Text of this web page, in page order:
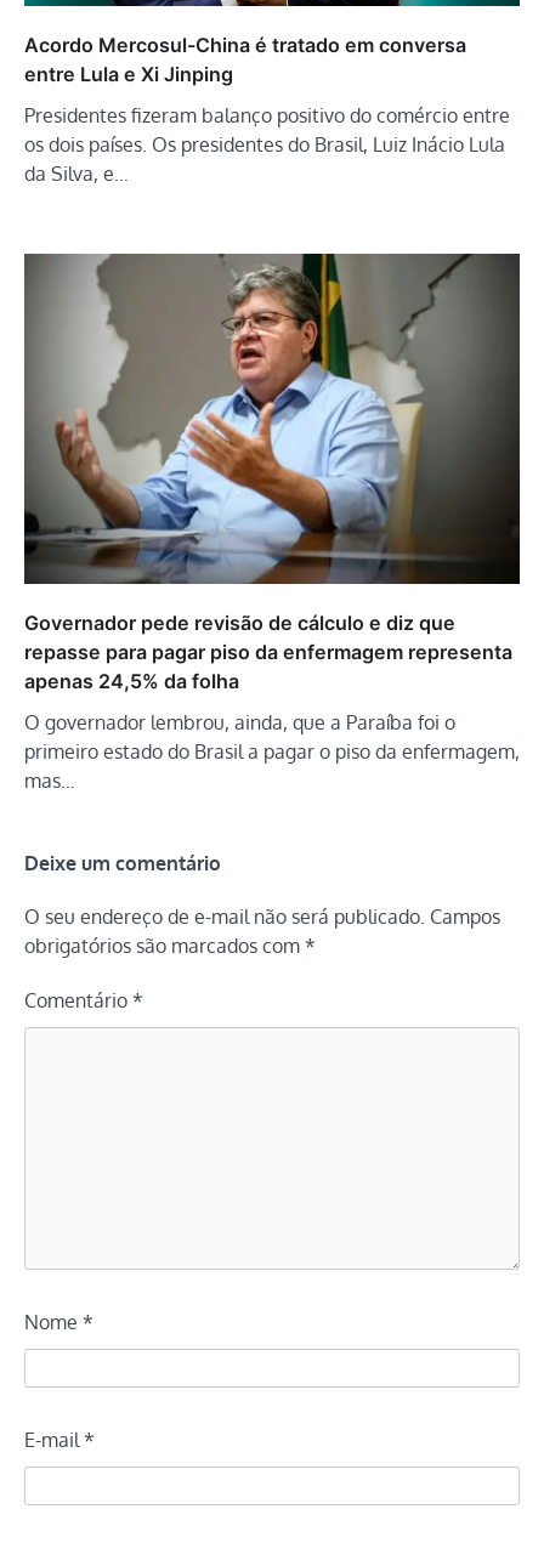
Acordo Mercosul-China é tratado em conversa
entre Lula e Xi Jinping
Presidentes fizeram balanço positivo do comércio entre
os dois países. Os presidentes do Brasil, Luiz Inácio Lula
da Silva, e…
Governador pede revisão de cálculo e diz que
repasse para pagar piso da enfermagem representa
apenas 24,5% da folha
O governador lembrou, ainda, que a Paraíba foi o
primeiro estado do Brasil a pagar o piso da enfermagem,
mas…
Deixe um comentário
O seu endereço de e-mail não será publicado. Campos
obrigatórios são marcados com *
Comentário *
Nome *
E-mail *